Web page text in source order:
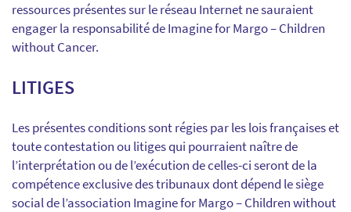
ressources présentes sur le réseau Internet ne sauraient
engager la responsabilité de Imagine for Margo – Children
without Cancer.
LITIGES
Les présentes conditions sont régies par les lois françaises et
toute contestation ou litiges qui pourraient naître de
l’interprétation ou de l’exécution de celles-ci seront de la
compétence exclusive des tribunaux dont dépend le siège
social de l’association Imagine for Margo – Children without